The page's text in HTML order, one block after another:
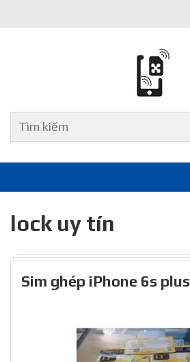
lock uy tín
Sim ghép iPhone 6s